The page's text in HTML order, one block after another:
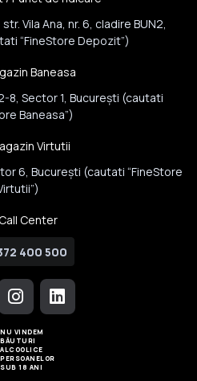
Vila Ana, nr. 6, cladire BUN2,
“FineStore Depozit”)
Baneasa
8, Sector 1, Bucureşti (cautati
Baneasa”)
Virtutii
6, București (cautati “FineStore
Center
400 500
NU VINDEM
BĂUTURI
ALCOOLICE
PERSOANELOR
SUB 18 ANI